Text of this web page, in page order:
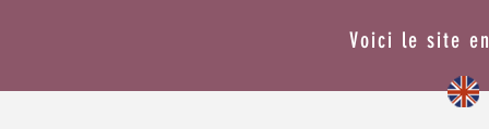
Voici le site